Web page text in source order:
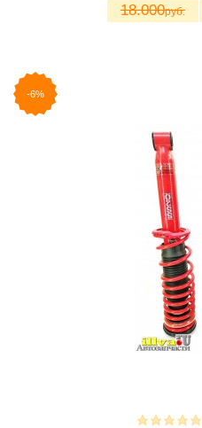
18.000руб.
-6%